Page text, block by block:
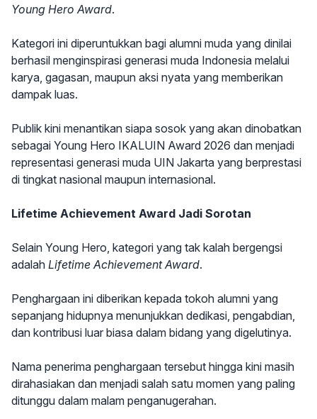
Young Hero Award.
Kategori ini diperuntukkan bagi alumni muda yang dinilai
berhasil menginspirasi generasi muda Indonesia melalui
karya, gagasan, maupun aksi nyata yang memberikan
dampak luas.
Publik kini menantikan siapa sosok yang akan dinobatkan
sebagai Young Hero IKALUIN Award 2026 dan menjadi
representasi generasi muda UIN Jakarta yang berprestasi
di tingkat nasional maupun internasional.
Lifetime Achievement Award Jadi Sorotan
Selain Young Hero, kategori yang tak kalah bergengsi
adalah Lifetime Achievement Award.
Penghargaan ini diberikan kepada tokoh alumni yang
sepanjang hidupnya menunjukkan dedikasi, pengabdian,
dan kontribusi luar biasa dalam bidang yang digelutinya.
Nama penerima penghargaan tersebut hingga kini masih
dirahasiakan dan menjadi salah satu momen yang paling
ditunggu dalam malam penganugerahan.